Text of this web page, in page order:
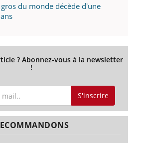
du monde décède d'une
? Abonnez-vous à la newsletter
!
S'inscrire